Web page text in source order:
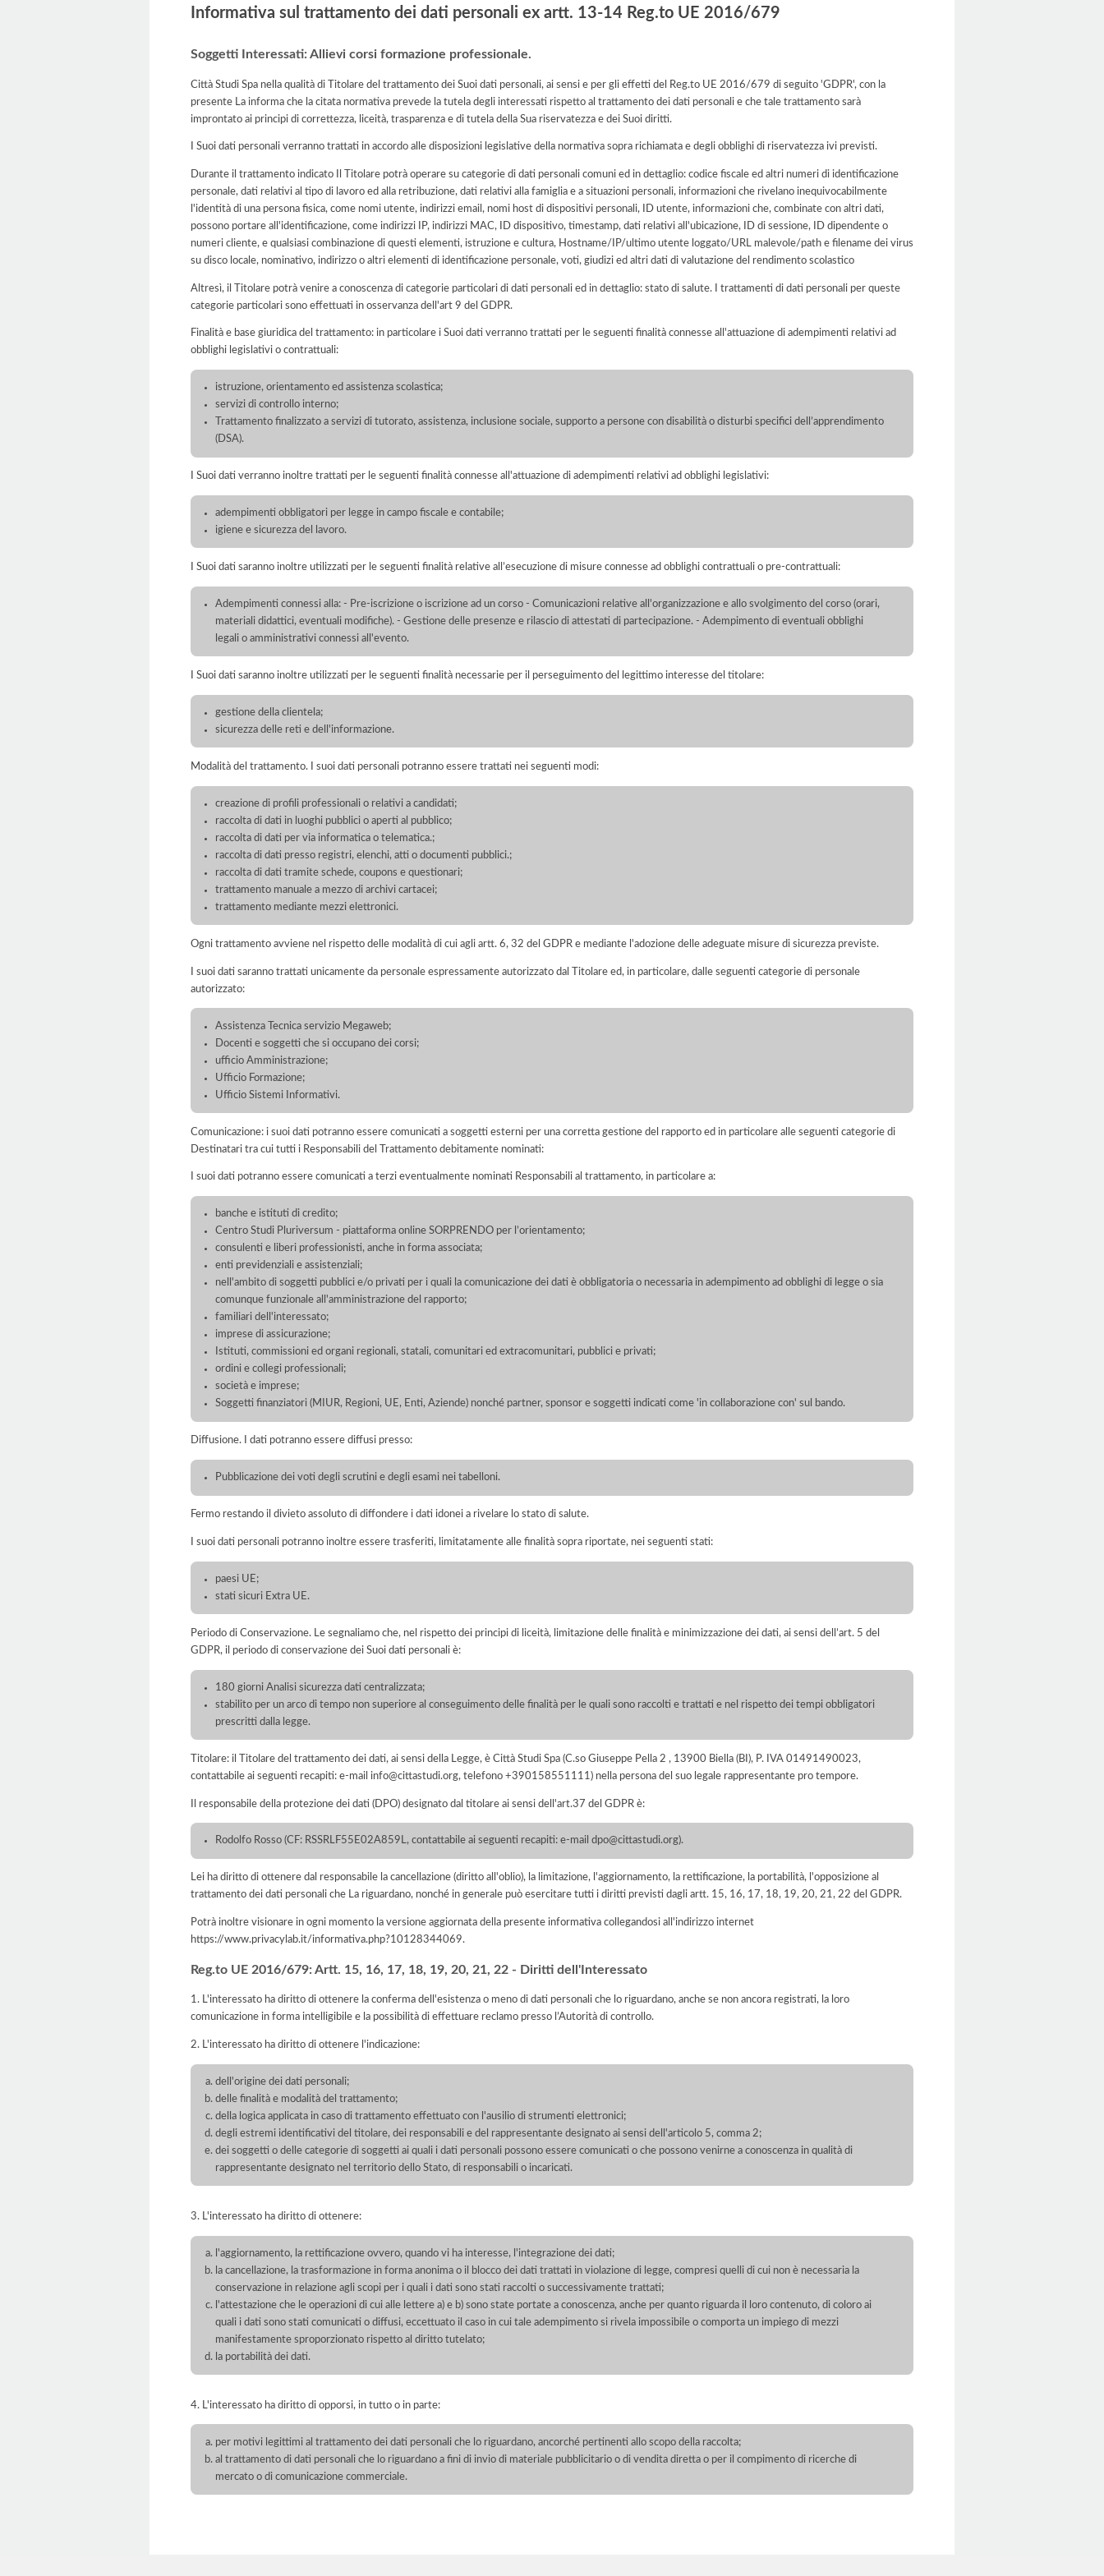
Informativa sul trattamento dei dati personali ex artt. 13-14 Reg.to UE 2016/679
Soggetti Interessati: Allievi corsi formazione professionale.
Città Studi Spa nella qualità di Titolare del trattamento dei Suoi dati personali, ai sensi e per gli effetti del Reg.to UE 2016/679 di seguito 'GDPR', con la
presente La informa che la citata normativa prevede la tutela degli interessati rispetto al trattamento dei dati personali e che tale trattamento sarà
improntato ai principi di correttezza, liceità, trasparenza e di tutela della Sua riservatezza e dei Suoi diritti.
I Suoi dati personali verranno trattati in accordo alle disposizioni legislative della normativa sopra richiamata e degli obblighi di riservatezza ivi previsti.
Durante il trattamento indicato Il Titolare potrà operare su categorie di dati personali comuni ed in dettaglio: codice fiscale ed altri numeri di identificazione
personale, dati relativi al tipo di lavoro ed alla retribuzione, dati relativi alla famiglia e a situazioni personali, informazioni che rivelano inequivocabilmente
l'identità di una persona fisica, come nomi utente, indirizzi email, nomi host di dispositivi personali, ID utente, informazioni che, combinate con altri dati,
possono portare all'identificazione, come indirizzi IP, indirizzi MAC, ID dispositivo, timestamp, dati relativi all'ubicazione, ID di sessione, ID dipendente o
numeri cliente, e qualsiasi combinazione di questi elementi, istruzione e cultura, Hostname/IP/ultimo utente loggato/URL malevole/path e filename dei virus
su disco locale, nominativo, indirizzo o altri elementi di identificazione personale, voti, giudizi ed altri dati di valutazione del rendimento scolastico
Altresì, il Titolare potrà venire a conoscenza di categorie particolari di dati personali ed in dettaglio: stato di salute. I trattamenti di dati personali per queste
categorie particolari sono effettuati in osservanza dell'art 9 del GDPR.
Finalità e base giuridica del trattamento: in particolare i Suoi dati verranno trattati per le seguenti finalità connesse all'attuazione di adempimenti relativi ad
obblighi legislativi o contrattuali:
istruzione, orientamento ed assistenza scolastica;
servizi di controllo interno;
Trattamento finalizzato a servizi di tutorato, assistenza, inclusione sociale, supporto a persone con disabilità o disturbi specifici dell’apprendimento
(DSA).
I Suoi dati verranno inoltre trattati per le seguenti finalità connesse all'attuazione di adempimenti relativi ad obblighi legislativi:
adempimenti obbligatori per legge in campo fiscale e contabile;
igiene e sicurezza del lavoro.
I Suoi dati saranno inoltre utilizzati per le seguenti finalità relative all’esecuzione di misure connesse ad obblighi contrattuali o pre-contrattuali:
Adempimenti connessi alla: - Pre-iscrizione o iscrizione ad un corso - Comunicazioni relative all'organizzazione e allo svolgimento del corso (orari,
materiali didattici, eventuali modifiche). - Gestione delle presenze e rilascio di attestati di partecipazione. - Adempimento di eventuali obblighi
legali o amministrativi connessi all'evento.
I Suoi dati saranno inoltre utilizzati per le seguenti finalità necessarie per il perseguimento del legittimo interesse del titolare:
gestione della clientela;
sicurezza delle reti e dell'informazione.
Modalità del trattamento. I suoi dati personali potranno essere trattati nei seguenti modi:
creazione di profili professionali o relativi a candidati;
raccolta di dati in luoghi pubblici o aperti al pubblico;
raccolta di dati per via informatica o telematica.;
raccolta di dati presso registri, elenchi, atti o documenti pubblici.;
raccolta di dati tramite schede, coupons e questionari;
trattamento manuale a mezzo di archivi cartacei;
trattamento mediante mezzi elettronici.
Ogni trattamento avviene nel rispetto delle modalità di cui agli artt. 6, 32 del GDPR e mediante l'adozione delle adeguate misure di sicurezza previste.
I suoi dati saranno trattati unicamente da personale espressamente autorizzato dal Titolare ed, in particolare, dalle seguenti categorie di personale
autorizzato:
Assistenza Tecnica servizio Megaweb;
Docenti e soggetti che si occupano dei corsi;
ufficio Amministrazione;
Ufficio Formazione;
Ufficio Sistemi Informativi.
Comunicazione: i suoi dati potranno essere comunicati a soggetti esterni per una corretta gestione del rapporto ed in particolare alle seguenti categorie di
Destinatari tra cui tutti i Responsabili del Trattamento debitamente nominati:
I suoi dati potranno essere comunicati a terzi eventualmente nominati Responsabili al trattamento, in particolare a:
banche e istituti di credito;
Centro Studi Pluriversum - piattaforma online SORPRENDO per l’orientamento;
consulenti e liberi professionisti, anche in forma associata;
enti previdenziali e assistenziali;
nell'ambito di soggetti pubblici e/o privati per i quali la comunicazione dei dati è obbligatoria o necessaria in adempimento ad obblighi di legge o sia
comunque funzionale all'amministrazione del rapporto;
familiari dell'interessato;
imprese di assicurazione;
Istituti, commissioni ed organi regionali, statali, comunitari ed extracomunitari, pubblici e privati;
ordini e collegi professionali;
società e imprese;
Soggetti finanziatori (MIUR, Regioni, UE, Enti, Aziende) nonché partner, sponsor e soggetti indicati come 'in collaborazione con' sul bando.
Diffusione. I dati potranno essere diffusi presso:
Pubblicazione dei voti degli scrutini e degli esami nei tabelloni.
Fermo restando il divieto assoluto di diffondere i dati idonei a rivelare lo stato di salute.
I suoi dati personali potranno inoltre essere trasferiti, limitatamente alle finalità sopra riportate, nei seguenti stati:
paesi UE;
stati sicuri Extra UE.
Periodo di Conservazione. Le segnaliamo che, nel rispetto dei principi di liceità, limitazione delle finalità e minimizzazione dei dati, ai sensi dell’art. 5 del
GDPR, il periodo di conservazione dei Suoi dati personali è:
180 giorni Analisi sicurezza dati centralizzata;
stabilito per un arco di tempo non superiore al conseguimento delle finalità per le quali sono raccolti e trattati e nel rispetto dei tempi obbligatori
prescritti dalla legge.
Titolare: il Titolare del trattamento dei dati, ai sensi della Legge, è Città Studi Spa (C.so Giuseppe Pella 2 , 13900 Biella (BI), P. IVA 01491490023,
contattabile ai seguenti recapiti: e-mail info@cittastudi.org, telefono +390158551111) nella persona del suo legale rappresentante pro tempore.
Il responsabile della protezione dei dati (DPO) designato dal titolare ai sensi dell'art.37 del GDPR è:
Rodolfo Rosso (CF: RSSRLF55E02A859L, contattabile ai seguenti recapiti: e-mail dpo@cittastudi.org).
Lei ha diritto di ottenere dal responsabile la cancellazione (diritto all'oblio), la limitazione, l'aggiornamento, la rettificazione, la portabilità, l'opposizione al
trattamento dei dati personali che La riguardano, nonché in generale può esercitare tutti i diritti previsti dagli artt. 15, 16, 17, 18, 19, 20, 21, 22 del GDPR.
Potrà inoltre visionare in ogni momento la versione aggiornata della presente informativa collegandosi all'indirizzo internet
https://www.privacylab.it/informativa.php?10128344069.
Reg.to UE 2016/679: Artt. 15, 16, 17, 18, 19, 20, 21, 22 - Diritti dell'Interessato
1. L'interessato ha diritto di ottenere la conferma dell'esistenza o meno di dati personali che lo riguardano, anche se non ancora registrati, la loro
comunicazione in forma intelligibile e la possibilità di effettuare reclamo presso l’Autorità di controllo.
2. L'interessato ha diritto di ottenere l'indicazione:
dell'origine dei dati personali;
delle finalità e modalità del trattamento;
della logica applicata in caso di trattamento effettuato con l'ausilio di strumenti elettronici;
degli estremi identificativi del titolare, dei responsabili e del rappresentante designato ai sensi dell'articolo 5, comma 2;
dei soggetti o delle categorie di soggetti ai quali i dati personali possono essere comunicati o che possono venirne a conoscenza in qualità di
rappresentante designato nel territorio dello Stato, di responsabili o incaricati.
3. L'interessato ha diritto di ottenere:
l'aggiornamento, la rettificazione ovvero, quando vi ha interesse, l'integrazione dei dati;
la cancellazione, la trasformazione in forma anonima o il blocco dei dati trattati in violazione di legge, compresi quelli di cui non è necessaria la
conservazione in relazione agli scopi per i quali i dati sono stati raccolti o successivamente trattati;
l'attestazione che le operazioni di cui alle lettere a) e b) sono state portate a conoscenza, anche per quanto riguarda il loro contenuto, di coloro ai
quali i dati sono stati comunicati o diffusi, eccettuato il caso in cui tale adempimento si rivela impossibile o comporta un impiego di mezzi
manifestamente sproporzionato rispetto al diritto tutelato;
la portabilità dei dati.
4. L'interessato ha diritto di opporsi, in tutto o in parte:
per motivi legittimi al trattamento dei dati personali che lo riguardano, ancorché pertinenti allo scopo della raccolta;
al trattamento di dati personali che lo riguardano a fini di invio di materiale pubblicitario o di vendita diretta o per il compimento di ricerche di
mercato o di comunicazione commerciale.